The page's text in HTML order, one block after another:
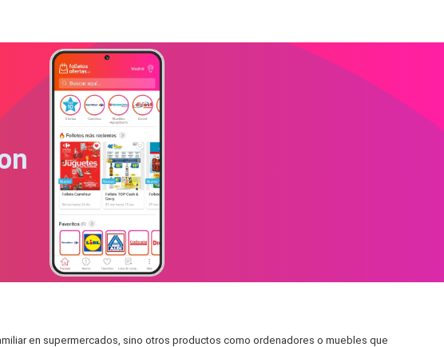
en supermercados, sino otros productos como ordenadores o muebles que